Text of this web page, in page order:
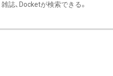
雑誌、Docketが検索できる。